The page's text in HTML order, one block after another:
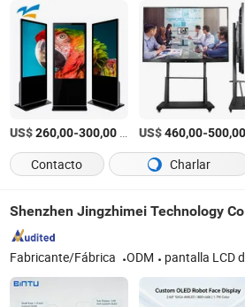
US$260,00-300,00 US$460,00-500,00
Contacto
Charlar
Shenzhen Jingzhimei Technology
Fabricante/Fábrica ODM pantalla LCD de teléfono móvil, pantalla de teléfono móvil, pantalla LCD, pantalla de teléfono,